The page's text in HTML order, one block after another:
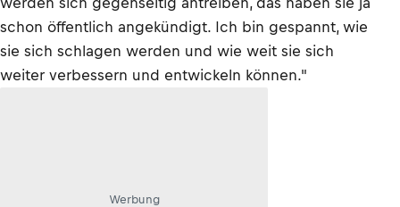
schon öffentlich angekündigt. Ich bin gespannt, wie
sie sich schlagen werden und wie weit sie sich
weiter verbessern und entwickeln können."
Werbung